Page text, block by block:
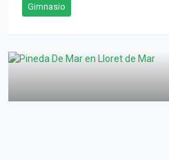
Gimnasio